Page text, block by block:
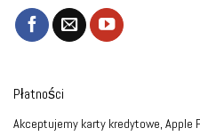
Płatności
Akceptujemy karty kredytowe, Apple